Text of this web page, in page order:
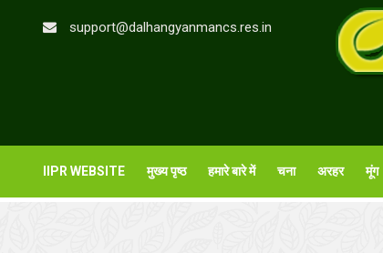
support@dalhangyanmancs.res.in
IIPR WEBSITE मुख्य पृष्ठ हमारे बारे में चना अरहर मूंग